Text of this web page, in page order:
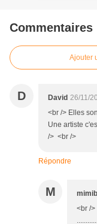
Commentaires
Ajouter
D David 26/11/
<br /> Elles
Une artiste
/> <br />
Répondre
M
<br /